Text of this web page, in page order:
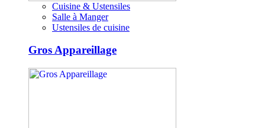
Cuisine & Ustensiles
Salle à Manger
Ustensiles de cuisine
Gros Appareillage